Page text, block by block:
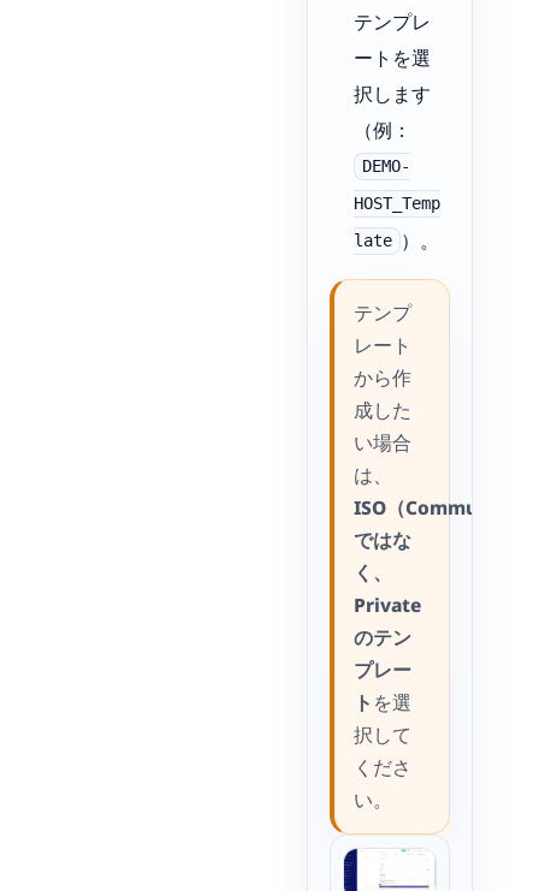
テンプレ
ートを選
択します
（例：
DEMO-
HOST_Temp
late ）。
テンプ
レート
から作
成した
い場合
は、
ISO（Community）
ではな
く、
Private
のテン
プレー
ト を選
択して
くださ
い。